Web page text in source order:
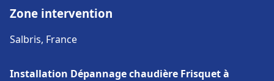
Zone intervention
Salbris, France
Installation Dépannage chaudière Frisquet à